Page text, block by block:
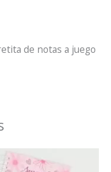
de notas a juego